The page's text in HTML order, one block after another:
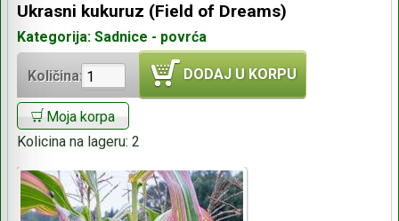
Ukrasni kukuruz (Field of Dreams)
Kategorija: Sadnice - povrća
Količina: DODAJ U KORPU
Moja korpa
Kolicina na lageru: 2